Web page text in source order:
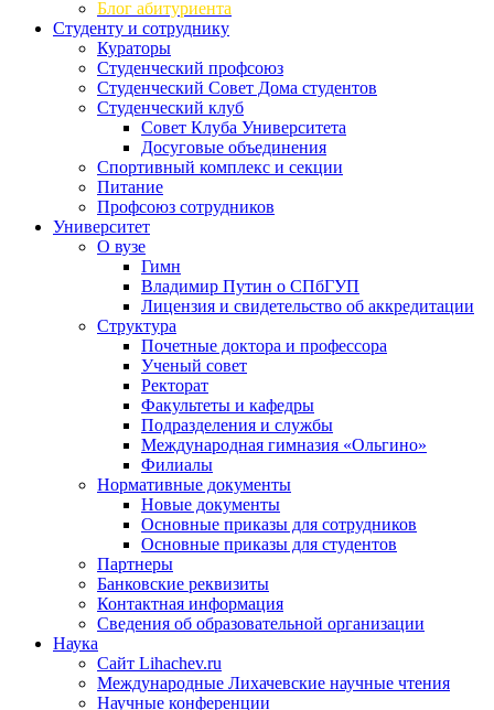
Блог абитуриента
Студенту и сотруднику
Кураторы
Студенческий профсоюз
Студенческий Совет Дома студентов
Студенческий клуб
Совет Клуба Университета
Досуговые объединения
Спортивный комплекс и секции
Питание
Профсоюз сотрудников
Университет
О вузе
Гимн
Владимир Путин о СПбГУП
Лицензия и свидетельство об аккредитации
Структура
Почетные доктора и профессора
Ученый совет
Ректорат
Факультеты и кафедры
Подразделения и службы
Международная гимназия «Ольгино»
Филиалы
Нормативные документы
Новые документы
Основные приказы для сотрудников
Основные приказы для студентов
Партнеры
Банковские реквизиты
Контактная информация
Сведения об образовательной организации
Наука
Сайт Lihachev.ru
Международные Лихачевские научные чтения
Научные конференции